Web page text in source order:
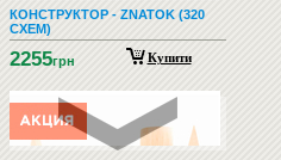
КОНСТРУКТОР - ZNATOK (320
СХЕМ)
2255грн Купити